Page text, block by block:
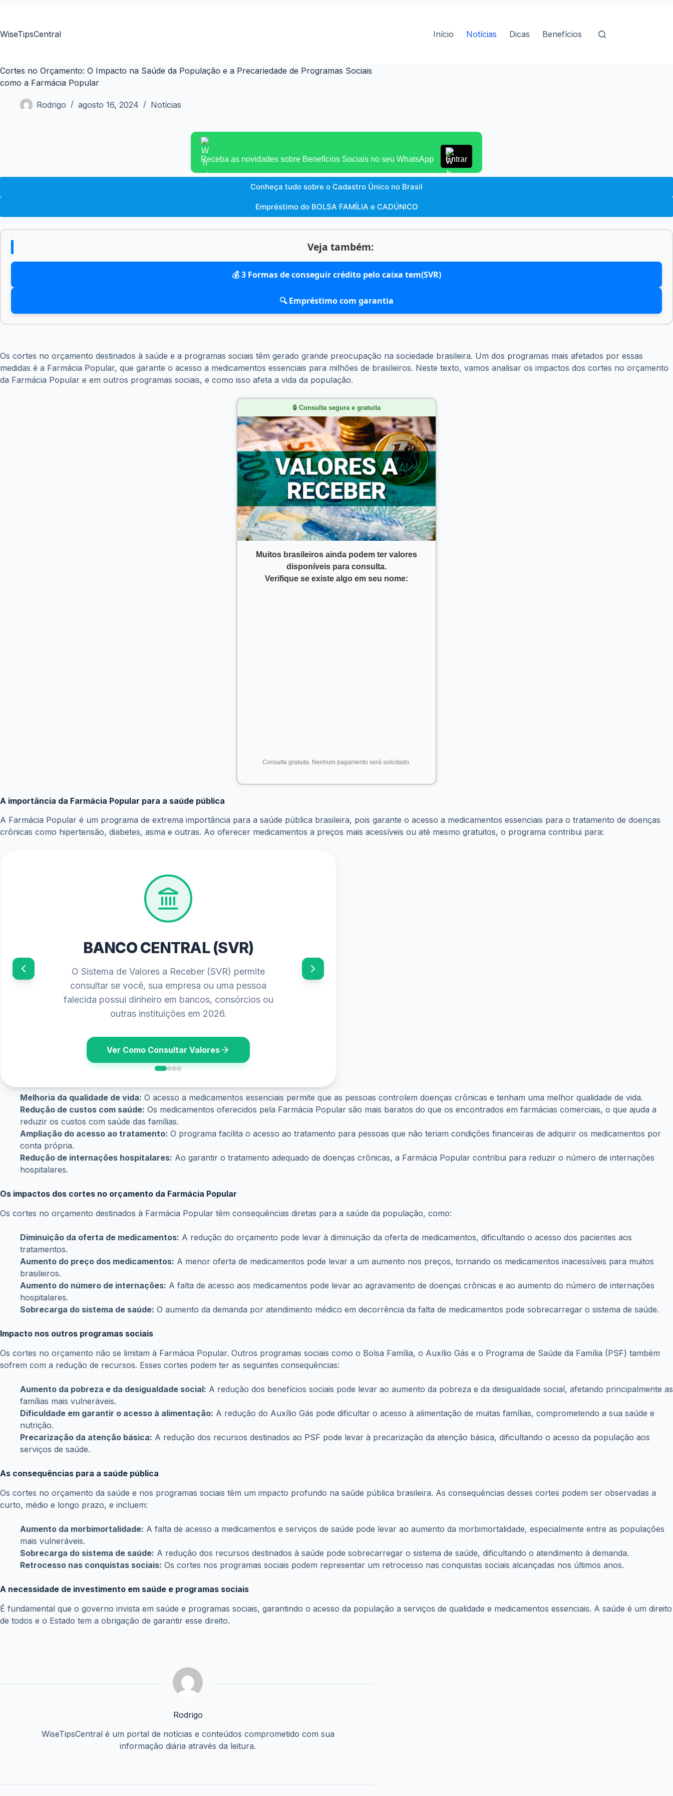
o
WiseTipsCentral Início Notícias Dicas Benefícios
Cortes no Orçamento: O Impacto na Saúde da População e a Precariedade de Programas Sociais
como a Farmácia Popular
Rodrigo agosto 16, 2024 Notícias
Receba as novidades sobre Benefícios Sociais no seu WhatsApp Entrar
Conheça tudo sobre o Cadastro Único no Brasil
Empréstimo do BOLSA FAMÍLIA e CADÚNICO
Veja também:
💰 3 Formas de conseguir crédito pelo caixa tem(SVR)
🔍 Empréstimo com garantia
Os cortes no orçamento destinados à saúde e a programas sociais têm gerado grande preocupação na sociedade brasileira. Um dos programas mais afetados por essas
medidas é a Farmácia Popular, que garante o acesso a medicamentos essenciais para milhões de brasileiros. Neste texto, vamos analisar os impactos dos cortes no orçamento
da Farmácia Popular e em outros programas sociais, e como isso afeta a vida da população.
🔒 Consulta segura e gratuita
Muitos brasileiros ainda podem ter valores
disponíveis para consulta.
Verifique se existe algo em seu nome:
crônicas como hipertensão, diabetes, asma e outras. Ao oferecer medicamentos a preços mais acessíveis ou até mesmo gratuitos, o programa contribui para: